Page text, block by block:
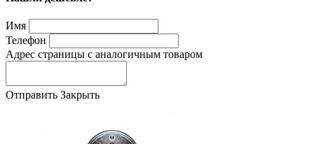
Имя
Телефон
Адрес страницы с аналогичным товаром
Отправить Закрыть